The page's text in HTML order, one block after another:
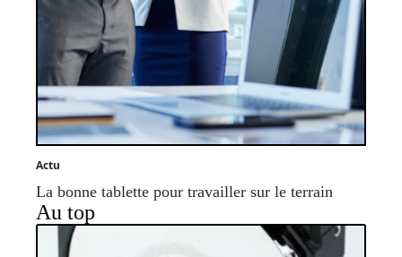
Actu
La bonne tablette pour travailler sur le terrain
Au top